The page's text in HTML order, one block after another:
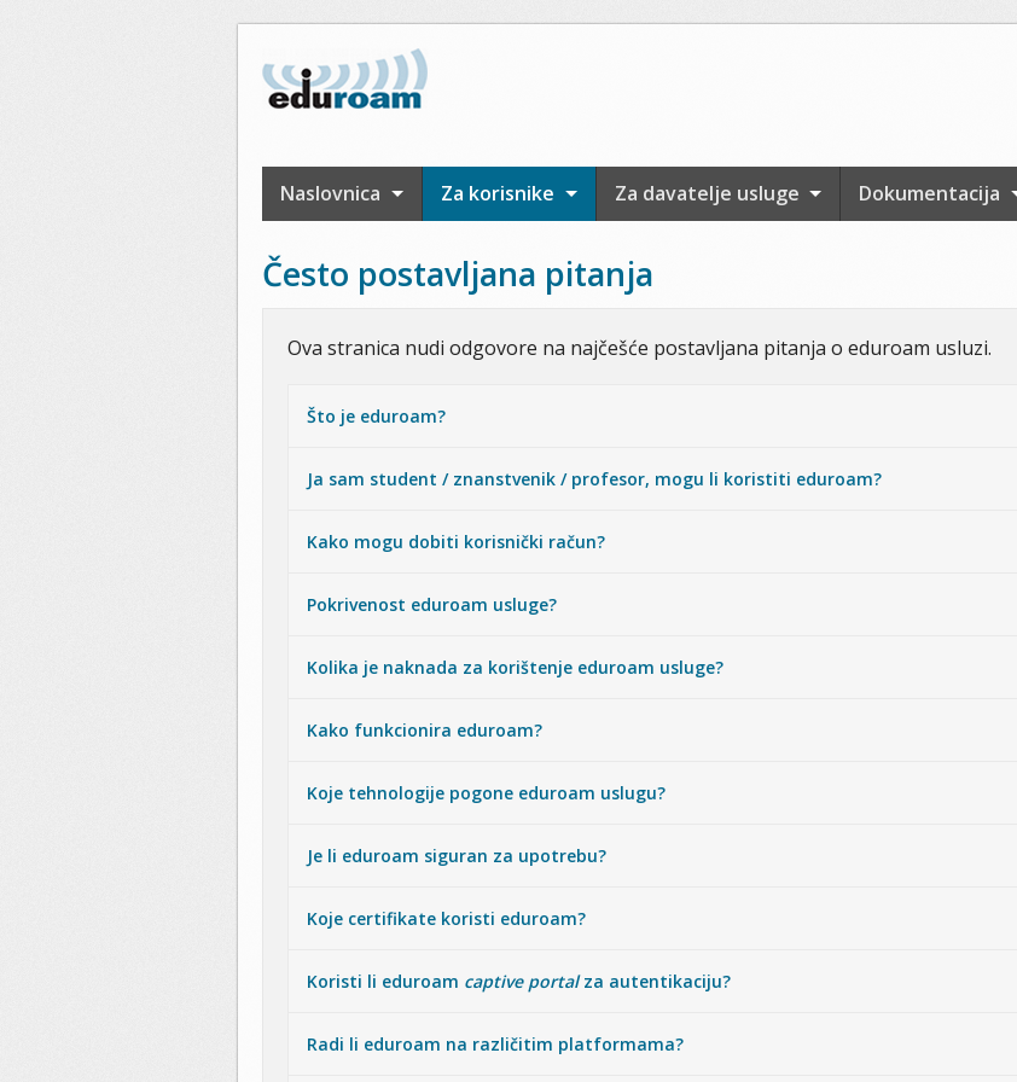
Naslovnica Za korisnike Za davatelje usluge Dokumentacija
Često postavljana pitanja
Ova stranica nudi odgovore na najčešće postavljana pitanja o eduroam usluzi.
Što je eduroam?
Ja sam student / znanstvenik / profesor, mogu li koristiti eduroam?
Kako mogu dobiti korisnički račun?
Pokrivenost eduroam usluge?
Kolika je naknada za korištenje eduroam usluge?
Kako funkcionira eduroam?
Koje tehnologije pogone eduroam uslugu?
Je li eduroam siguran za upotrebu?
Koje certifikate koristi eduroam?
Koristi li eduroam captive portalza autentikaciju?
Radi li eduroam na različitim platformama?